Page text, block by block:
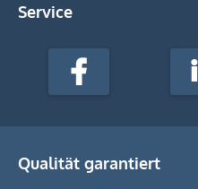
Service
stempel-
Media
Facebook
Qualität garantiert